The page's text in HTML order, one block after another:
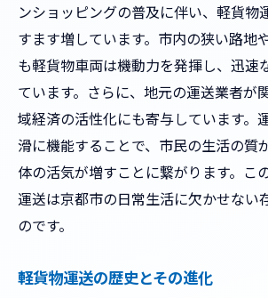
最新技術で提供する効率的
顧客のニーズに応える柔軟
高品質な運送体験を支える
工夫
地域社会を支える軽貨物運送の
地域社会に貢献する運送サ
持続可能な運送を目指すた
割
ンショッピングの普及に伴い、軽貨物
すます増しています。市内の狭い路地
も軽貨物車両は機動力を発揮し、迅速
ています。さらに、地元の運送業者が
域経済の活性化にも寄与しています。
滑に機能することで、市民の生活の質
体の活気が増すことに繋がります。こ
運送は京都市の日常生活に欠かせない
のです。
軽貨物運送の歴史とその進化